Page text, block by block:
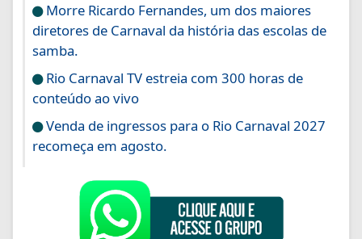
Morre Ricardo Fernandes, um dos maiores
diretores de Carnaval da história das escolas de
samba.
Rio Carnaval TV estreia com 300 horas de
conteúdo ao vivo
Venda de ingressos para o Rio Carnaval 2027
recomeça em agosto.